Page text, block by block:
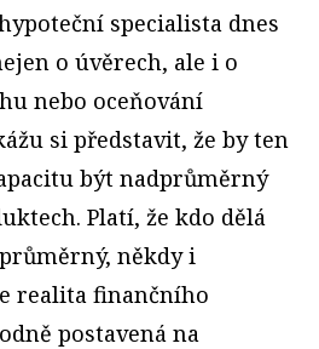
specialista dnes
o úvěrech, ale i o
nebo oceňování
si představit, že by ten
být nadprůměrný
Platí, že kdo dělá
někdy i
realita finančního
postavená na